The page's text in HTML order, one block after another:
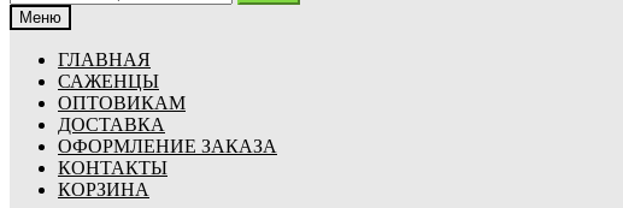
Меню
ГЛАВНАЯ
САЖЕНЦЫ
ОПТОВИКАМ
ДОСТАВКА
ОФОРМЛЕНИЕ ЗАКАЗА
КОНТАКТЫ
КОРЗИНА